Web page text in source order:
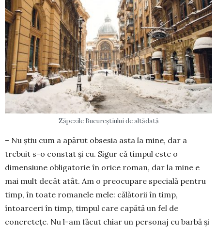
Zăpezile Bucureștiului de altădată
– Nu știu cum a apărut obsesia asta la mine, dar a
trebuit s-o constat și eu. Sigur că timpul este o
dimensiune obligatorie în orice roman, dar la mine e
mai mult decât atât. Am o preocupare specială pen­­tru
timp, în toate romanele mele: călătorii în timp,
întoarceri în timp, timpul care capătă un fel de
concretețe. Nu l-am făcut chiar un personaj cu bar­bă și